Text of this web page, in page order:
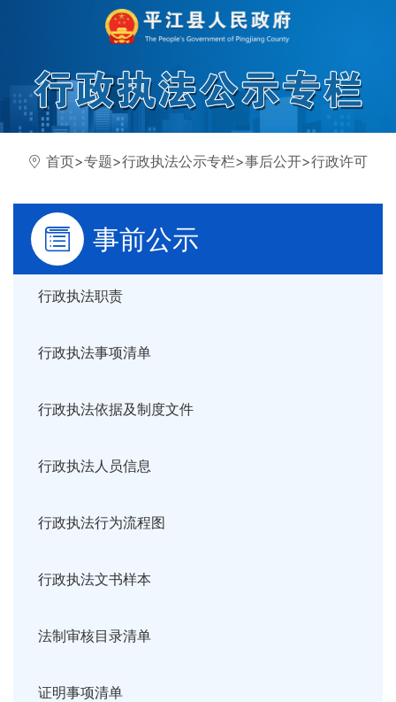
首页>专题>行政执法公示专栏>事后公开>行政许可
事前公示
行政执法职责
行政执法事项清单
行政执法依据及制度文件
行政执法人员信息
行政执法行为流程图
行政执法文书样本
法制审核目录清单
证明事项清单